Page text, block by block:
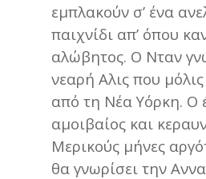
εμπλακούν σ’ ένα
παιχνίδι απ’ όπου
αλώβητος. Ο Νταν
νεαρή Aλις που μόλις
από τη Νέα Υόρκη. Ο
αμοιβαίος και
Μερικούς μήνες
θα γνωρίσει την